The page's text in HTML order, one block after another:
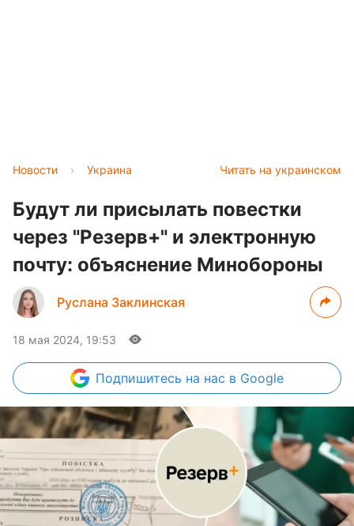
Читать на украинском
Новости › Украина
Будут ли присылать повестки
через "Резерв+" и электронную
почту: объяснение Минобороны
Руслана Заклинская
18 мая 2024, 19:53
Подпишитесь на нас в Google